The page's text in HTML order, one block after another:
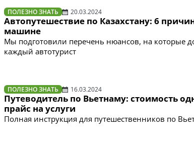
ПОЛЕЗНО ЗНАТЬ 20.03.2024
Автопутешествие по Казахстану: 6
машине
Мы подготовили перечень нюансов, на которые
каждый автотурист
ПОЛЕЗНО ЗНАТЬ 16.03.2024
Путеводитель по Вьетнаму: стоимость
прайс на услуги
Полная инструкция для путешественников по